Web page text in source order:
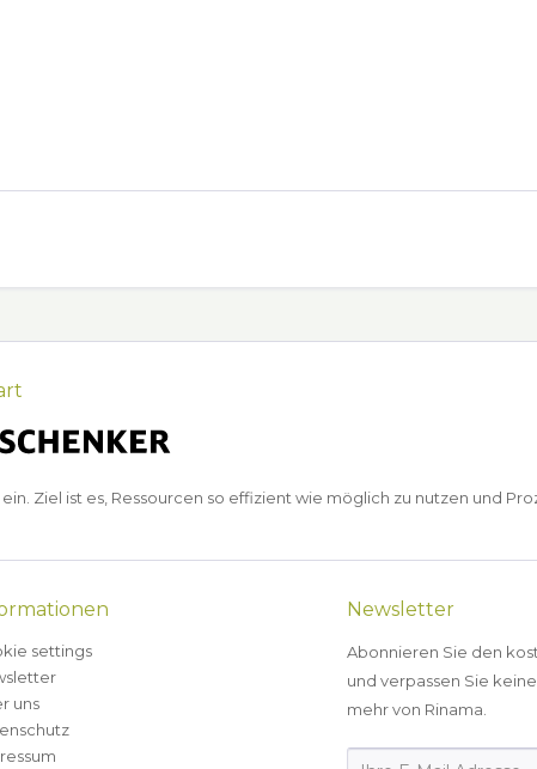
Ziel ist es, Ressourcen so effizient wie möglich zu nutzen und
settings
uns
Newsletter
Abonnieren Sie den
und verpassen Sie
mehr von Rinama.